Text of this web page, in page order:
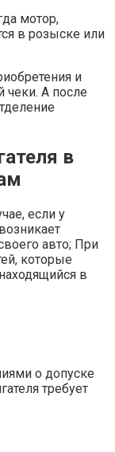
мотор,
в розыске или
и
чеки. А после
в
если у
авто; При
которые
в
о допуске
требует